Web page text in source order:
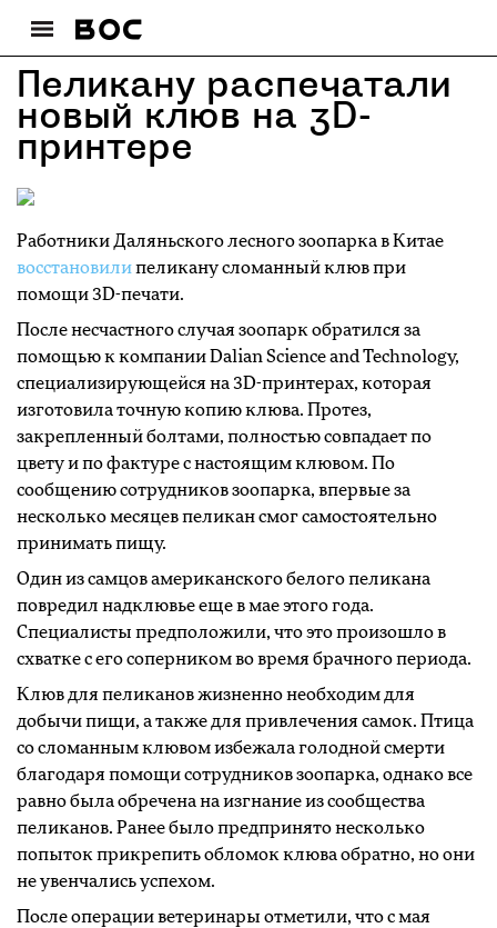
Пеликану распечатали
новый клюв на 3D-
принтере
Работники Даляньского лесного зоопарка в Китае
восстановилипеликану сломанный клюв при
помощи 3D-печати.
После несчастного случая зоопарк обратился за
помощью к компании Dalian Science and Technology,
специализирующейся на 3D-принтерах, которая
изготовила точную копию клюва. Протез,
закрепленный болтами, полностью совпадает по
цвету и по фактуре с настоящим клювом. По
сообщению сотрудников зоопарка, впервые за
несколько месяцев пеликан смог самостоятельно
принимать пищу.
Один из самцов американского белого пеликана
повредил надклювье еще в мае этого года.
Специалисты предположили, что это произошло в
схватке с его соперником во время брачного периода.
Клюв для пеликанов жизненно необходим для
добычи пищи, а также для привлечения самок. Птица
со сломанным клювом избежала голодной смерти
благодаря помощи сотрудников зоопарка, однако все
равно была обречена на изгнание из сообщества
пеликанов. Ранее было предпринято несколько
попыток прикрепить обломок клюва обратно, но они
не увенчались успехом.
После операции ветеринары отметили, что с мая